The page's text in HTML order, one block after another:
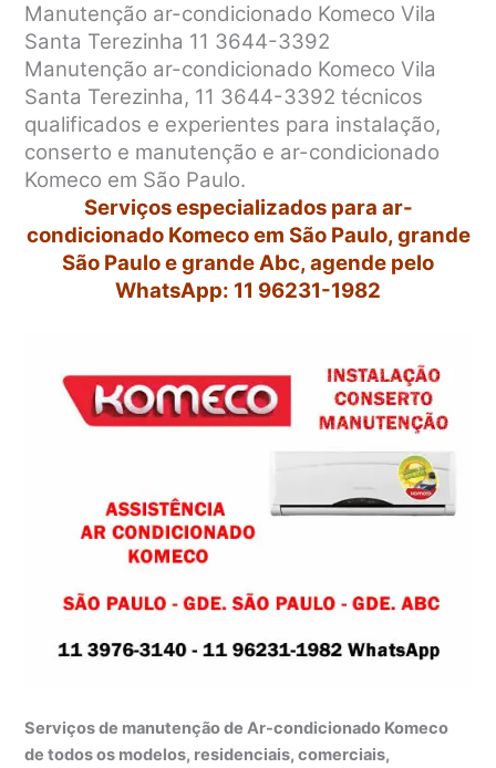
Manutenção ar-condicionado Komeco Vila
Santa Terezinha 11 3644-3392
Manutenção ar-condicionado Komeco Vila
Santa Terezinha, 11 3644-3392 técnicos
qualificados e experientes para instalação,
conserto e manutenção e ar-condicionado
Komeco em São Paulo.
Serviços especializados para ar-
condicionado Komeco em São Paulo, grande
São Paulo e grande Abc, agende pelo
WhatsApp: 11 96231-1982
Serviços de manutenção de Ar-condicionado Komeco
de todos os modelos, residenciais, comerciais,